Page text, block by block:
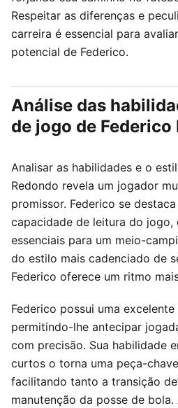
Respeitar as diferenças e
carreira é essencial para
potencial de Federico.
Análise das
de jogo de Federico
Analisar as habilidades e o
Redondo revela um jogador
promissor. Federico se
capacidade de leitura do jogo,
essenciais para um meio-
do estilo mais cadenciado de
Federico oferece um ritmo
Federico possui uma
permitindo-lhe antecipar
com precisão. Sua habilidade
curtos o torna uma peça-
facilitando tanto a transição
manutenção da posse de bola.